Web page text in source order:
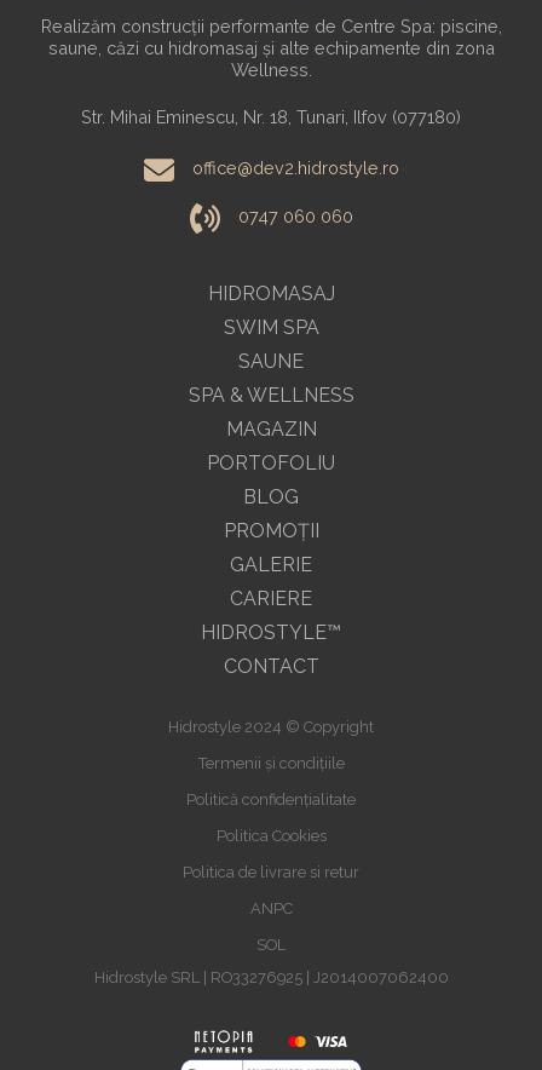
HIDROMASAJ
SWIM SPA
SAUNE
SPA & WELLNESS
MAGAZIN
Realizăm construcții performante de Centre Spa: piscine,
saune, căzi cu hidromasaj și alte echipamente din zona
Wellness.
Str. Mihai Eminescu, Nr. 18, Tunari, Ilfov (077180)
office@dev2.hidrostyle.ro
0747 060 060
PORTOFOLIU
BLOG
PROMOŢII
GALERIE
CARIERE
HIDROSTYLE™
CONTACT
Hidrostyle 2024 © Copyright
Termenii și condițiile
Politică confidențialitate
Politica Cookies
Politica de livrare si retur
ANPC
SOL
Hidrostyle SRL | RO33276925 | J2014007062400